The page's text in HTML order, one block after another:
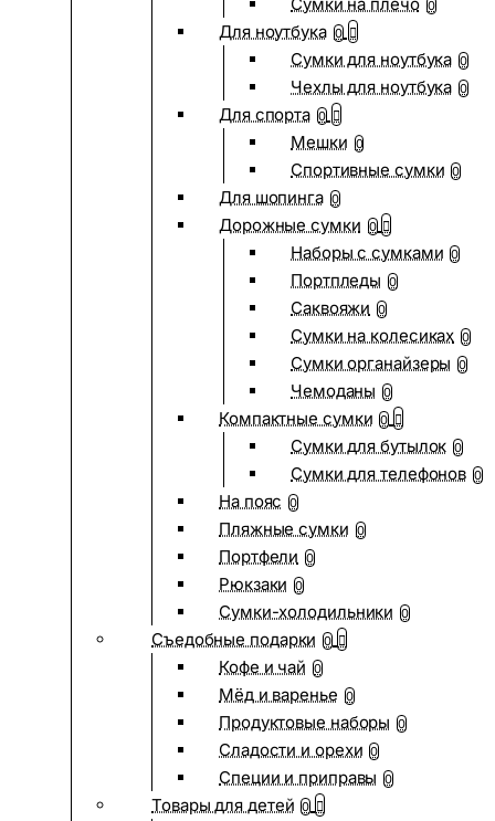
0
Для ноутбука 0
Сумки для ноутбука 0
Чехлы для ноутбука 0
Для спорта 0
Мешки 0
Спортивные сумки 0
Для шопинга 0
Дорожные сумки 0
Наборы с сумками 0
Портпледы 0
Саквояжи 0
Сумки на колесиках 0
Сумки органайзеры 0
Чемоданы 0
Компактные сумки 0
Сумки для бутылок 0
Сумки для телефонов 0
На пояс 0
Пляжные сумки 0
Портфели 0
Рюкзаки 0
Сумки-холодильники 0
Съедобные подарки 0
Кофе и чай 0
Мёд и варенье 0
Продуктовые наборы 0
Сладости и орехи 0
Специи и приправы 0
Товары для детей 0